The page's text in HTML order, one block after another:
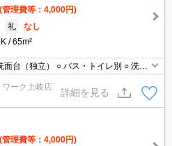
(管理費等：4,000円)
礼
なし
65m²
台（独立） ○ バス・トイレ別 ○ 洗濯
ーク土岐店
詳細を見る
(管理費等：4,000円)